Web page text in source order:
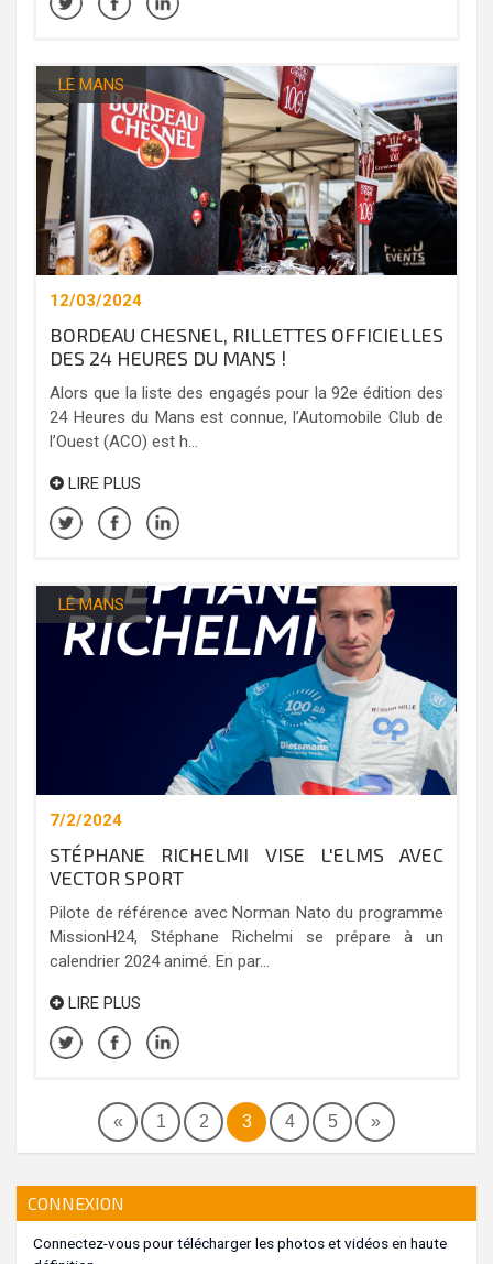
LE MANS
12/03/2024
BORDEAU CHESNEL, RILLETTES OFFICIELLES
DES 24 HEURES DU MANS !
Alors que la liste des engagés pour la 92e édition des
24 Heures du Mans est connue, l’Automobile Club de
l’Ouest (ACO) est h...
LIRE PLUS
LE MANS
7/2/2024
STÉPHANE RICHELMI VISE L'ELMS AVEC
VECTOR SPORT
Pilote de référence avec Norman Nato du programme
MissionH24, Stéphane Richelmi se prépare à un
calendrier 2024 animé. En par...
LIRE PLUS
« 1 2 3 4 5 »
CONNEXION
Connectez-vous pour télécharger les photos et vidéos en haute